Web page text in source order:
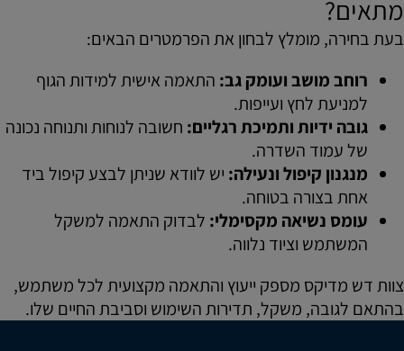
מתאים?
בעת בחירה, מומלץ לבחון את הפרמטרים הבאים:
רוחב מושב ועומק גב: התאמה אישית למידות הגוף
למניעת לחץ ועייפות.
גובה ידיות ותמיכת רגליים: חשובה לנוחות ותנוחה נכונה
של עמוד השדרה.
מנגנון קיפול ונעילה: יש לוודא שניתן לבצע קיפול ביד
אחת בצורה בטוחה.
עומס נשיאה מקסימלי: לבדוק התאמה למשקל
המשתמש וציוד נלווה.
צוות דש מדיקס מספק ייעוץ והתאמה מקצועית לכל משתמש,
בהתאם לגובה, משקל, תדירות השימוש וסביבת החיים שלו.